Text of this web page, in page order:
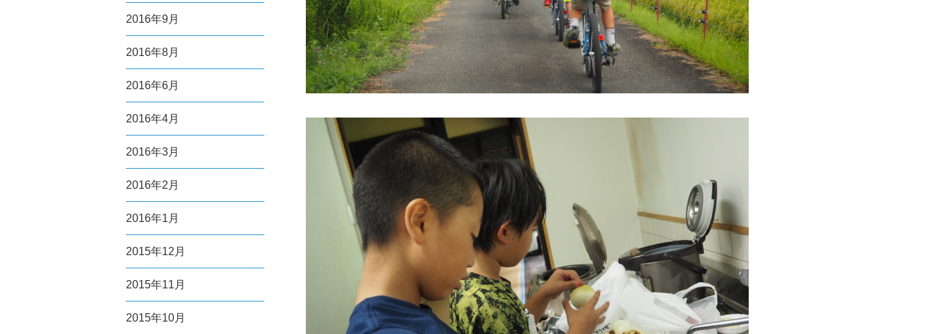
2016年9月
2016年8月
2016年6月
2016年4月
2016年3月
2016年2月
2016年1月
2015年12月
2015年11月
2015年10月